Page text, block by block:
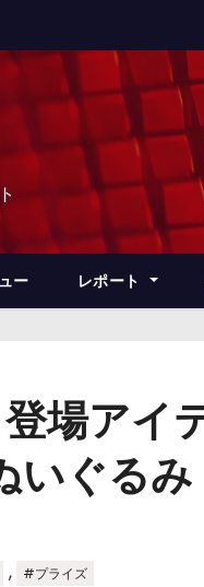
ー レポート
場ア
いぐるみ
, #プライズ